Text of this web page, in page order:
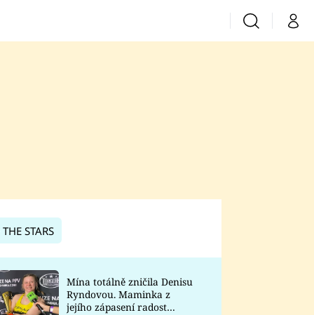
VyhledáváníMůj
Prima Lajk
Sledujte nás
STARS
Mína totálně zničila Denisu
Ryndovou. Maminka z
jejího zápasení radost